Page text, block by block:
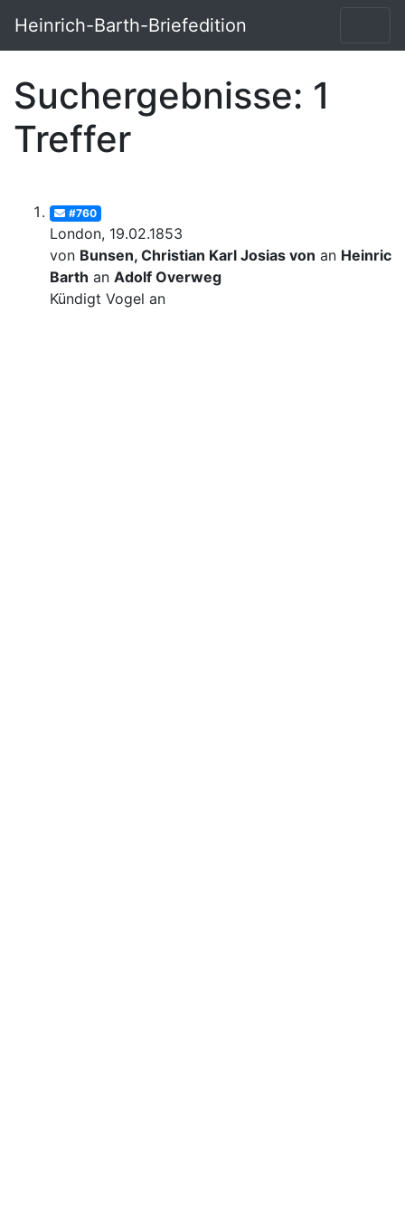
Heinrich-Barth-Briefedition
Suchergebnisse: 1
Treffer
#760
London, 19.02.1853
von Bunsen, Christian Karl Josias von an Heinrich
Barth an Adolf Overweg
Kündigt Vogel an